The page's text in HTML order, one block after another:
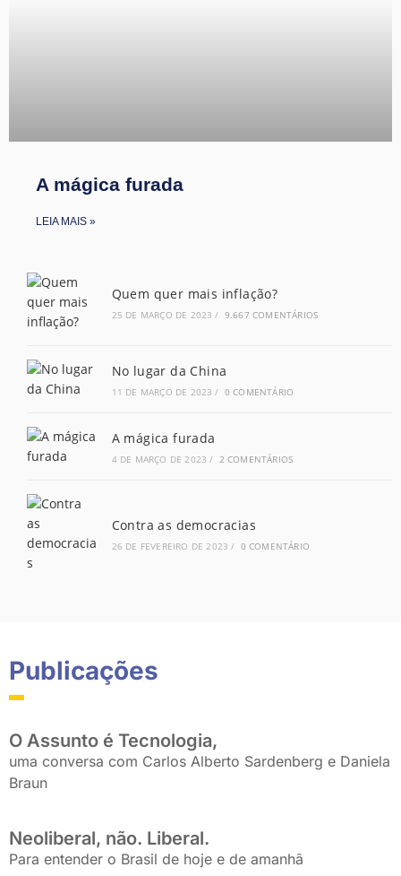
A mágica furada
LEIA MAIS »
Quem quer mais inflação?
25 DE MARÇO DE 2023 / 9.667 COMENTÁRIOS
No lugar da China
11 DE MARÇO DE 2023 / 0 COMENTÁRIO
A mágica furada
4 DE MARÇO DE 2023 / 2 COMENTÁRIOS
Contra as democracias
26 DE FEVEREIRO DE 2023 / 0 COMENTÁRIO
Publicações
O Assunto é Tecnologia,
uma conversa com Carlos Alberto Sardenberg e Daniela
Braun
Neoliberal, não. Liberal.
Para entender o Brasil de hoje e de amanhã